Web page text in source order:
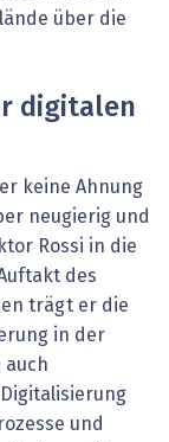
über die
digitalen
keine Ahnung
neugierig und
Rossi in die
des
trägt er die
in der
auch
und